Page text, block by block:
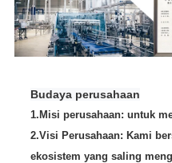
Budaya perusahaan
1. Misi perusahaan: untuk
2.Visi Perusahaan: Kami
ekosistem yang saling